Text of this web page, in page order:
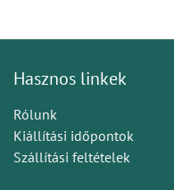
Hasznos linkek
Rólunk
Kiállítási időpontok
Szállítási feltételek